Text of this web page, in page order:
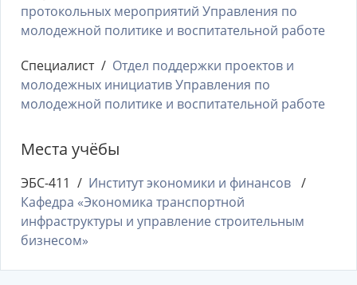
протокольных мероприятий Управления по
молодежной политике и воспитательной работе
Специалист
Отдел поддержки проектов и
молодежных инициатив Управления по
молодежной политике и воспитательной работе
Места учёбы
ЭБС-411
Институт экономики и финансов
Кафедра «Экономика транспортной
инфраструктуры и управление строительным
бизнесом»